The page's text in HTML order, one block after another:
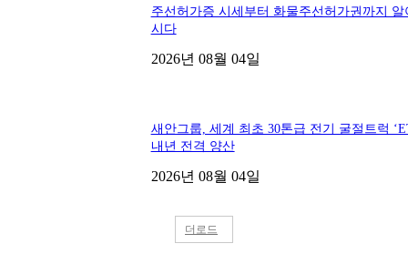
주선허가증 시세부터 화물주선허가권까지 알
시다
2026년 08월 04일
새안그룹, 세계 최초 30톤급 전기 굴절트럭
내년 전격 양산
2026년 08월 04일
더로드